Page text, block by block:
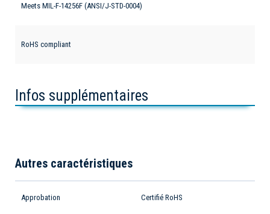
Meets MIL-F-14256F (ANSI/J-STD-0004)
RoHS compliant
Infos supplémentaires
Autres caractéristiques
Approbation Certifié RoHS